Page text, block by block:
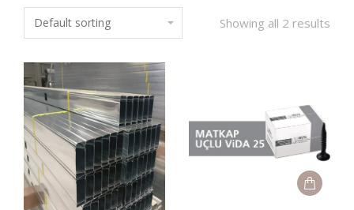
Showing all 2 results